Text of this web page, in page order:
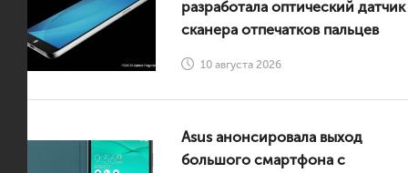
разработала оптический датчик
сканера отпечатков пальцев
10 августа 2026
Asus анонсировала выход
большого смартфона с